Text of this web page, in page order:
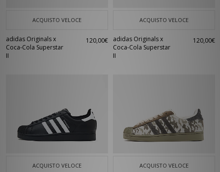
ACQUISTO VELOCE
adidas Originals x
Coca-Cola Superstar
II
120,00€
ACQUISTO VELOCE
adidas Originals x
Coca-Cola Superstar
II
120,00€
ACQUISTO VELOCE ACQUISTO VELOCE